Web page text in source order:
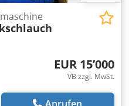
EUR 15’000
VB zzgl. MwSt.
Anrufen